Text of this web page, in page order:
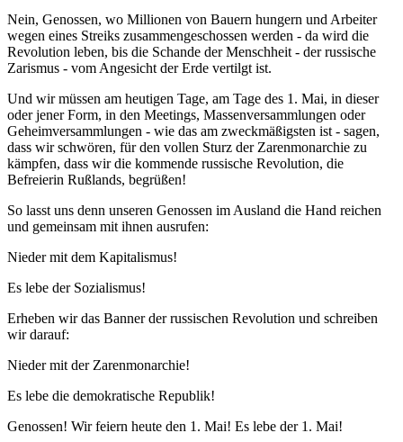
Nein, Genossen, wo Millionen von Bauern hungern und Arbeiter
wegen eines Streiks zusammengeschossen werden - da wird die
Revolution leben, bis die Schande der Menschheit - der russische
Zarismus - vom Angesicht der Erde vertilgt ist.
Und wir müssen am heutigen Tage, am Tage des 1. Mai, in dieser
oder jener Form, in den Meetings, Massenversammlungen oder
Geheimversammlungen - wie das am zweckmäßigsten ist - sagen,
dass wir schwören, für den vollen Sturz der Zarenmonarchie zu
kämpfen, dass wir die kommende russische Revolution, die
Befreierin Rußlands, begrüßen!
So lasst uns denn unseren Genossen im Ausland die Hand reichen
und gemeinsam mit ihnen ausrufen:
Nieder mit dem Kapitalismus!
Es lebe der Sozialismus!
Erheben wir das Banner der russischen Revolution und schreiben
wir darauf:
Nieder mit der Zarenmonarchie!
Es lebe die demokratische Republik!
Genossen! Wir feiern heute den 1. Mai! Es lebe der 1. Mai!